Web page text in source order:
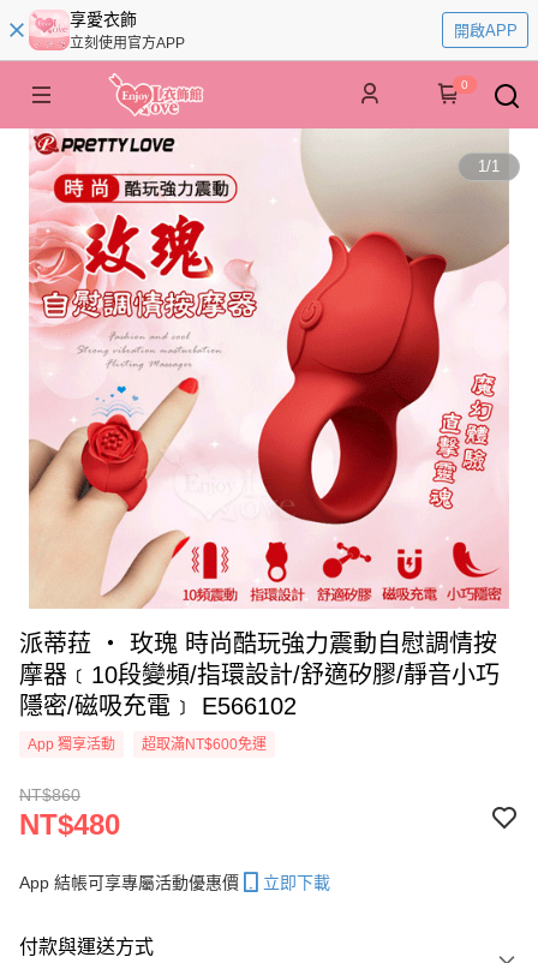
享愛衣飾
立刻使用官方APP
開啟APP
0
1/1
派蒂菈 ‧ 玫瑰 時尚酷玩強力震動自慰調情按
摩器﹝10段變頻/指環設計/舒適矽膠/靜音小巧
隱密/磁吸充電﹞ E566102
App 獨享活動 超取滿NT$600免運
NT$860
NT$480
App 結帳可享專屬活動優惠價 立即下載
付款與運送方式